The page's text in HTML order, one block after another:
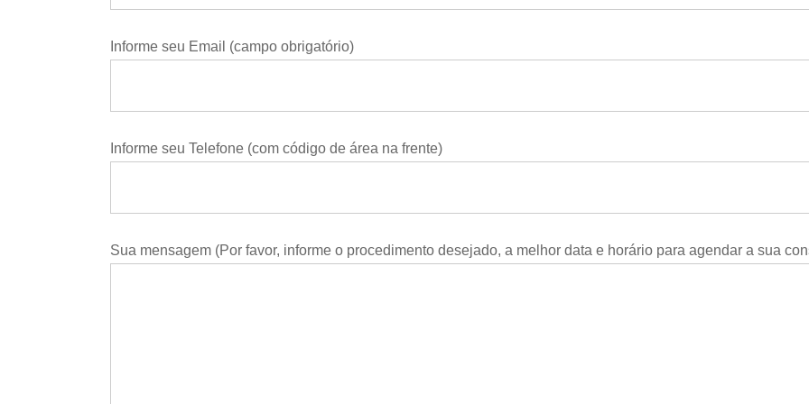
Informe seu Email (campo obrigatório)
Informe seu Telefone (com código de área na frente)
Sua mensagem (Por favor, informe o procedimento desejado, a melhor data e horário para agendar a sua